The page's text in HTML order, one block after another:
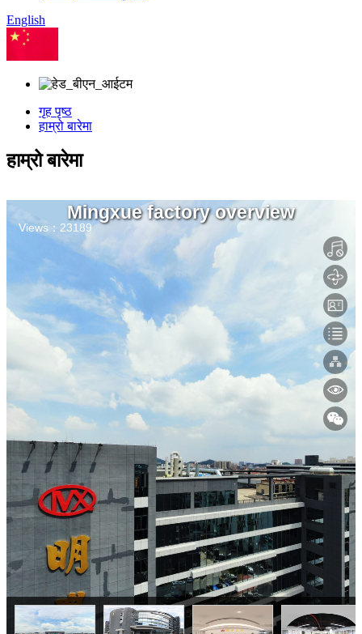
English
गृह पृष्ठ
हाम्रो बारेमा
हाम्रो बारेमा